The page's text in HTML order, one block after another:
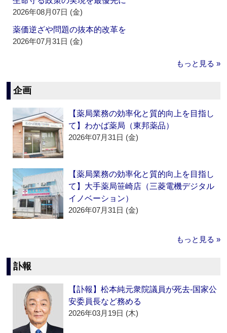
2026年08月07日 (金)
薬価逆ざや問題の抜本的改革を
2026年07月31日 (金)
もっと見る »
企画
【薬局業務の効率化と質的向上を目指し
て】わかば薬局（東邦薬品）
2026年07月31日 (金)
【薬局業務の効率化と質的向上を目指し
て】大手薬局笹崎店（三菱電機デジタル
イノベーション）
2026年07月31日 (金)
もっと見る »
訃報
【訃報】松本純元衆院議員が死去‐国家公
安委員長など務める
2026年03月19日 (木)